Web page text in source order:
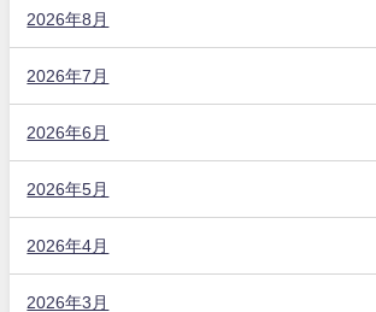
2026年8月
2026年7月
2026年6月
2026年5月
2026年4月
2026年3月